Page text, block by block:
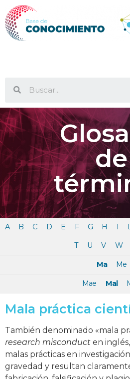
de
A B C D E F G H I
T U V W
Ma Me
Mae Mal
Mala práctica
También denominado «mala
research misconduct en
malas prácticas en
gravedad y resultan